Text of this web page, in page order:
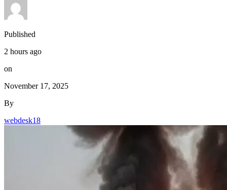
Published
2 hours ago
on
November 17, 2025
By
webdesk18